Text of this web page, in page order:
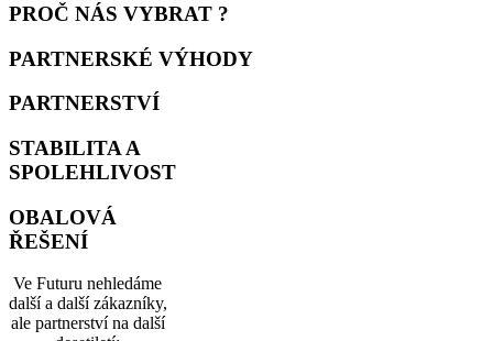
PROČ NÁS VYBRAT ?
PARTNERSKÉ VÝHODY
PARTNERSTVÍ
STABILITA A
SPOLEHLIVOST
OBALOVÁ
ŘEŠENÍ
Ve Futuru nehledáme
další a další zákazníky,
ale partnerství na další